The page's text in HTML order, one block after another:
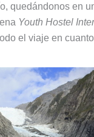
quedándonos en
Youth Hostel
el viaje en